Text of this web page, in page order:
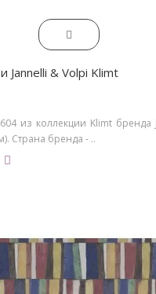
Jannelli & Volpi Klimt
из коллекции Klimt бренда
Страна бренда - ..